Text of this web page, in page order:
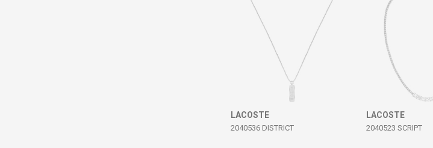
LACOSTE
2040536 DISTRICT
LACOSTE
2040523 SCRIPT